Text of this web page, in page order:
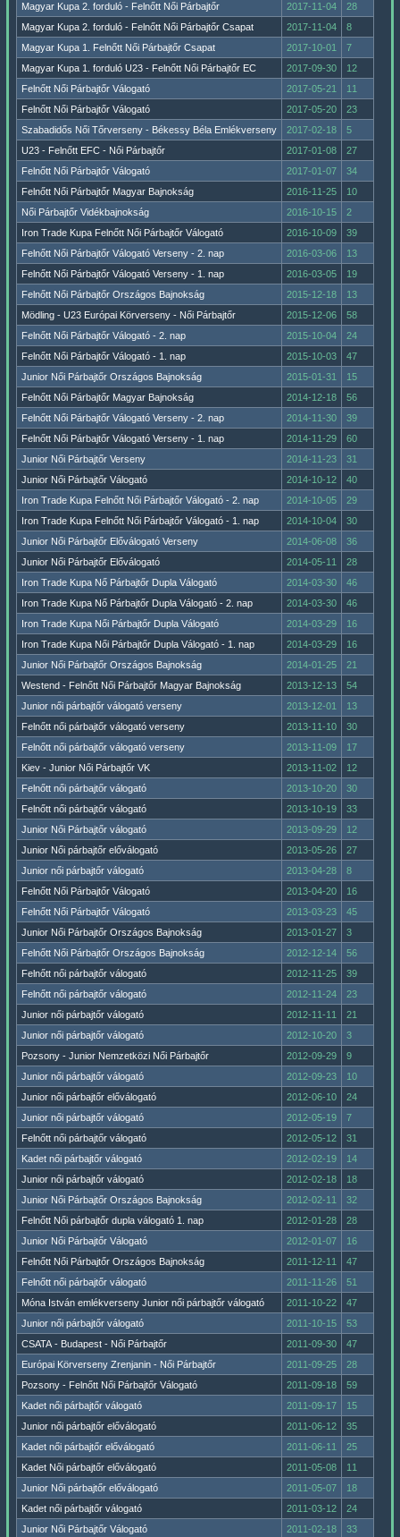
Magyar Kupa 2. forduló - Felnőtt Női Párbajtőr
2017-11-04
28
Magyar Kupa 2. forduló - Felnőtt Női Párbajtőr Csapat
2017-11-04
8
Magyar Kupa 1. Felnőtt Női Párbajtőr Csapat
2017-10-01
7
Magyar Kupa 1. forduló U23 - Felnőtt Női Párbajtőr EC
2017-09-30
12
Felnőtt Női Párbajtőr Válogató
2017-05-21
11
Felnőtt Női Párbajtőr Válogató
2017-05-20
23
Szabadidős Női Tőrverseny - Békessy Béla Emlékverseny
2017-02-18
5
U23 - Felnőtt EFC - Női Párbajtőr
2017-01-08
27
Felnőtt Női Párbajtőr Válogató
2017-01-07
34
Felnőtt Női Párbajtőr Magyar Bajnokság
2016-11-25
10
Női Párbajtőr Vidékbajnokság
2016-10-15
2
Iron Trade Kupa Felnőtt Női Párbajtőr Válogató
2016-10-09
39
Felnőtt Női Párbajtőr Válogató Verseny - 2. nap
2016-03-06
13
Felnőtt Női Párbajtőr Válogató Verseny - 1. nap
2016-03-05
19
Felnőtt Női Párbajtőr Országos Bajnokság
2015-12-18
13
Mödling - U23 Európai Körverseny - Női Párbajtőr
2015-12-06
58
Felnőtt Női Párbajtőr Válogató - 2. nap
2015-10-04
24
Felnőtt Női Párbajtőr Válogató - 1. nap
2015-10-03
47
Junior Női Párbajtőr Országos Bajnokság
2015-01-31
15
Felnőtt Női Párbajtőr Magyar Bajnokság
2014-12-18
56
Felnőtt Női Párbajtőr Válogató Verseny - 2. nap
2014-11-30
39
Felnőtt Női Párbajtőr Válogató Verseny - 1. nap
2014-11-29
60
Junior Női Párbajtőr Verseny
2014-11-23
31
Junior Női Párbajtőr Válogató
2014-10-12
40
Iron Trade Kupa Felnőtt Női Párbajtőr Válogató - 2. nap
2014-10-05
29
Iron Trade Kupa Felnőtt Női Párbajtőr Válogató - 1. nap
2014-10-04
30
Junior Női Párbajtőr Előválogató Verseny
2014-06-08
36
Junior Női Párbajtőr Előválogató
2014-05-11
28
Iron Trade Kupa Nő Párbajtőr Dupla Válogató
2014-03-30
46
Iron Trade Kupa Nő Párbajtőr Dupla Válogató - 2. nap
2014-03-30
46
Iron Trade Kupa Női Párbajtőr Dupla Válogató
2014-03-29
16
Iron Trade Kupa Női Párbajtőr Dupla Válogató - 1. nap
2014-03-29
16
Junior Női Párbajtőr Országos Bajnokság
2014-01-25
21
Westend - Felnőtt Női Párbajtőr Magyar Bajnokság
2013-12-13
54
Junior női párbajtőr válogató verseny
2013-12-01
13
Felnőtt női párbajtőr válogató verseny
2013-11-10
30
Felnőtt női párbajtőr válogató verseny
2013-11-09
17
Kiev - Junior Női Párbajtőr VK
2013-11-02
12
Felnőtt női párbajtőr válogató
2013-10-20
30
Felnőtt női párbajtőr válogató
2013-10-19
33
Junior Női Párbajtőr válogató
2013-09-29
12
Junior Női párbajtőr előválogató
2013-05-26
27
Junior női párbajtőr válogató
2013-04-28
8
Felnőtt Női Párbajtőr Válogató
2013-04-20
16
Felnőtt Női Párbajtőr Válogató
2013-03-23
45
Junior Női Párbajtőr Országos Bajnokság
2013-01-27
3
Felnőtt Női Párbajtőr Országos Bajnokság
2012-12-14
56
Felnőtt női párbajtőr válogató
2012-11-25
39
Felnőtt női párbajtőr válogató
2012-11-24
23
Junior női párbajtőr válogató
2012-11-11
21
Junior női párbajtőr válogató
2012-10-20
3
Pozsony - Junior Nemzetközi Női Párbajtőr
2012-09-29
9
Junior női párbajtőr válogató
2012-09-23
10
Junior női párbajtőr előválogató
2012-06-10
24
Junior női párbajtőr válogató
2012-05-19
7
Felnőtt női párbajtőr válogató
2012-05-12
31
Kadet női párbajtőr válogató
2012-02-19
14
Junior női párbajtőr válogató
2012-02-18
18
Junior Női Párbajtőr Országos Bajnokság
2012-02-11
32
Felnőtt Női párbajtőr dupla válogató 1. nap
2012-01-28
28
Junior Női Párbajtőr Válogató
2012-01-07
16
Felnőtt Női Párbajtőr Országos Bajnokság
2011-12-11
47
Felnőtt női párbajtőr válogató
2011-11-26
51
Móna István emlékverseny Junior női párbajtőr válogató
2011-10-22
47
Junior női párbajtőr válogató
2011-10-15
53
CSATA - Budapest - Női Párbajtőr
2011-09-30
47
Európai Körverseny Zrenjanin - Női Párbajtőr
2011-09-25
28
Pozsony - Felnőtt Női Párbajtőr Válogató
2011-09-18
59
Kadet női párbajtőr válogató
2011-09-17
15
Junior női párbajtőr előválogató
2011-06-12
35
Kadet női párbajtőr előválogató
2011-06-11
25
Kadet Női párbajtőr előválogató
2011-05-08
11
Junior Női párbajtőr előválogató
2011-05-07
18
Kadet női párbajtőr válogató
2011-03-12
24
Junior Női Párbajtőr Válogató
2011-02-18 33